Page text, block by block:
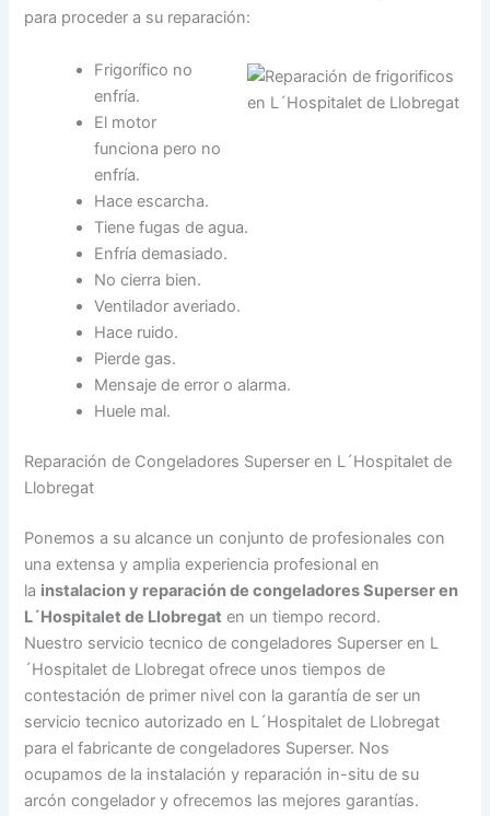
para proceder a su reparación:
Frigorífico no
enfría.
El motor
funciona pero no
enfría.
Hace escarcha.
Tiene fugas de agua.
Enfría demasiado.
No cierra bien.
Ventilador averiado.
Hace ruido.
Pierde gas.
Mensaje de error o alarma.
Huele mal.
Reparación de Congeladores Superser en L´Hospitalet de
Llobregat
Ponemos a su alcance un conjunto de profesionales con
una extensa y amplia experiencia profesional en
la instalacion y reparación de congeladores Superser en
L´Hospitalet de Llobregat en un tiempo record.
Nuestro servicio tecnico de congeladores Superser en L
´Hospitalet de Llobregat ofrece unos tiempos de
contestación de primer nivel con la garantía de ser un
servicio tecnico autorizado en L´Hospitalet de Llobregat
para el fabricante de congeladores Superser. Nos
ocupamos de la instalación y reparación in-situ de su
arcón congelador y ofrecemos las mejores garantías.